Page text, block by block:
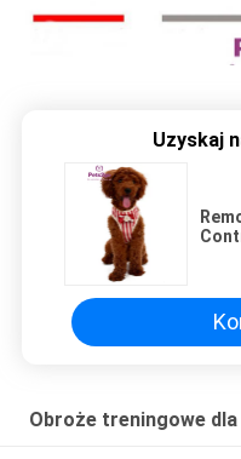
Uzyskaj
Obroże treningowe